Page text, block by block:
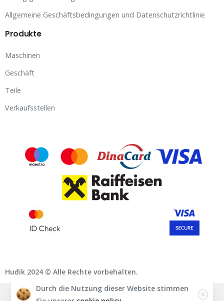
Allgemeine Geschäftsbedingungen und Datenschutzrichtlinie
Produkte
Maschinen
Geschäft
Teile
Verkaufsstellen
Huđik 2024 © Alle Rechte vorbehalten.
Durch die Nutzung dieser Website stimmen
English Deutsch Magyar Srpski